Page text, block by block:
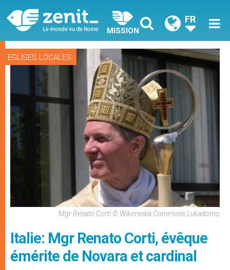
MISSION
FR
EGLISES LOCALES
Mgr Renato Corti © Wikimedia Commons Lukadomo
Italie: Mgr Renato Corti, évêque
émérite de Novara et cardinal